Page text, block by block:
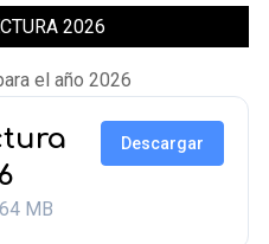
2026
el año 2026
MB
Descargar